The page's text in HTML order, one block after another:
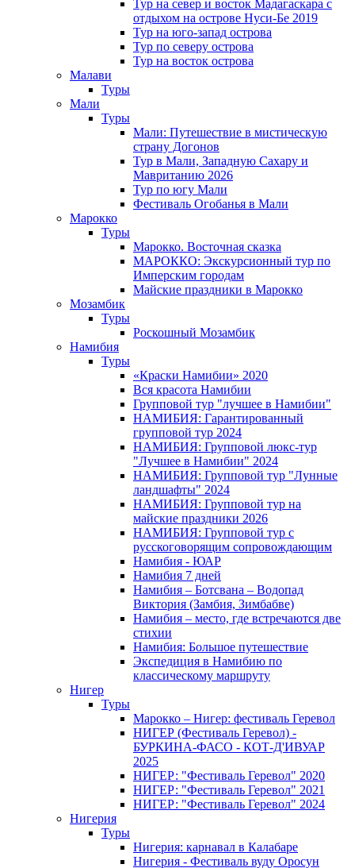
Тур на север и восток Мадагаскара с
отдыхом на острове Нуси-Бе 2019
Тур на юго-запад острова
Тур по северу острова
Тур на восток острова
Малави
Туры
Мали
Туры
Мали: Путешествие в мистическую
страну Догонов
Тур в Мали, Западную Сахару и
Мавританию 2026
Тур по югу Мали
Фестиваль Огобанья в Мали
Марокко
Туры
Марокко. Восточная сказка
МАРОККО: Экскурсионный тур по
Имперским городам
Майские праздники в Марокко
Мозамбик
Туры
Роскошный Мозамбик
Намибия
Туры
«Краски Намибии» 2020
Вся красота Намибии
Групповой тур "лучшее в Намибии"
НАМИБИЯ: Гарантированный
групповой тур 2024
НАМИБИЯ: Групповой люкс-тур
"Лучшее в Намибии" 2024
НАМИБИЯ: Групповой тур "Лунные
ландшафты" 2024
НАМИБИЯ: Групповой тур на
майские праздники 2026
НАМИБИЯ: Групповой тур с
русскоговорящим сопровождающим
Намибия - ЮАР
Намибия 7 дней
Намибия – Ботсвана – Водопад
Виктория (Замбия, Зимбабве)
Намибия – место, где встречаются две
стихии
Намибия: Большое путешествие
Экспедиция в Намибию по
классическому маршруту
Нигер
Туры
Марокко – Нигер: фестиваль Геревол
НИГЕР (Фестиваль Геревол) -
БУРКИНА-ФАСО - КОТ-Д'ИВУАР
2025
НИГЕР: "Фестиваль Геревол" 2020
НИГЕР: "Фестиваль Геревол" 2021
НИГЕР: "Фестиваль Геревол" 2024
Нигерия
Туры
Нигерия: карнавал в Калабаре
Нигерия - Фестиваль вуду Оросун